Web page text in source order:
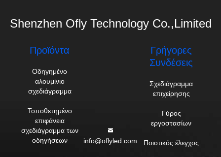
Shenzhen Ofly Technology Co.,Limited
Προϊόντα
Οδηγημένο
αλουμίνιο
σχεδιάγραμμα
Τοποθετημένο
επιφάνεια
σχεδιάγραμμα των
οδηγήσεων
info@oflyled.com
Γρήγορες
Συνδέσεις
Σχεδιάγραμμα
επιχείρησης
Γύρος
εργοστασίων
Ποιοτικός έλεγχος